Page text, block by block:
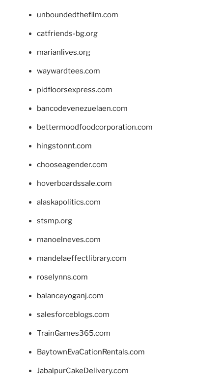
unboundedthefilm.com
catfriends-bg.org
marianlives.org
waywardtees.com
pidfloorsexpress.com
bancodevenezuelaen.com
bettermoodfoodcorporation.com
hingstonnt.com
chooseagender.com
hoverboardssale.com
alaskapolitics.com
stsmp.org
manoelneves.com
mandelaeffectlibrary.com
roselynns.com
balanceyoganj.com
salesforceblogs.com
TrainGames365.com
BaytownEvaCationRentals.com
JabalpurCakeDelivery.com